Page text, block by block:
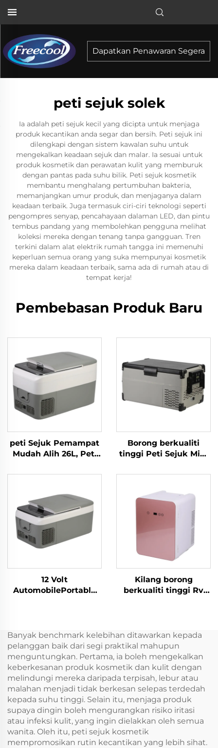
Dapatkan Penawaran Segera
peti sejuk solek
Ia adalah peti sejuk kecil yang dicipta untuk menjaga
produk kecantikan anda segar dan bersih. Peti sejuk ini
dilengkapi dengan sistem kawalan suhu untuk
mengekalkan keadaan sejuk dan malar. Ia sesuai untuk
produk kosmetik dan perawatan kulit yang memburuk
dengan pantas pada suhu bilik. Peti sejuk kosmetik
membantu menghalang pertumbuhan bakteria,
memanjangkan umur produk, dan menjaganya dalam
keadaan terbaik. Juga termasuk ciri-ciri teknologi seperti
pengompres senyap, pencahayaan dalaman LED, dan pintu
tembus pandang yang membolehkan pengguna melihat
koleksi mereka dengan tenang tanpa gangguan. Tren
terkini dalam alat elektrik rumah tangga ini memenuhi
keperluan semua orang yang suka mempunyai kosmetik
mereka dalam keadaan terbaik, sama ada di rumah atau di
tempat kerja!
Pembebasan Produk Baru
peti Sejuk Pemampat
Mudah Alih 26L, Peti
untuk Perkhemahan,
Penyejuk Berkualiti
Tinggi
Borong berkualiti
tinggi Peti Sejuk Mini
Sejuk Mudah Alih 12
Mudah Alih
12 Volt
AutomobilePortable
Kereta Elektrik Mini
Kilang borong
berkualiti tinggi Rv
Banyak benchmark kelebihan ditawarkan kepada
pelanggan baik dari segi praktikal mahupun
menguntungkan. Pertama, ia boleh mengekalkan
keberkesanan produk kosmetik dan kulit dengan
melindungi mereka daripada terpisah, lebur atau
malahan menjadi tidak berkesan selepas terdedah
kepada suhu tinggi. Selain itu, menjaga produk
supaya dingin boleh mengurangkan risiko iritasi
atau infeksi kulit, yang ingin dielakkan oleh semua
wanita. Oleh itu, peti sejuk kosmetik
mempromosikan rutin kecantikan yang lebih sihat.